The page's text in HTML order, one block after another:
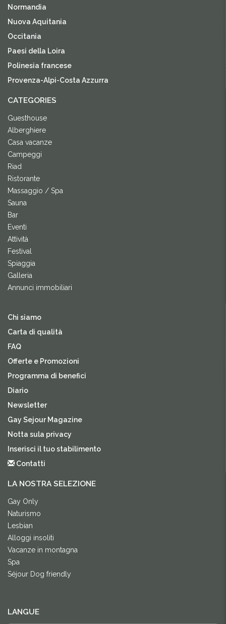
Normandia
Nuova Aquitania
Occitania
Paesi della Loira
Polinesia francese
Provenza-Alpi-Costa Azzurra
CATEGORIES
Guesthouse
Alberghiere
Casa vacanze
Campeggi
Riad
Ristorante
Massaggio / Spa
Sauna
Bar
Eventi
Attività
Festival
Spiaggia
Galleria
Annunci immobiliari
Chi siamo
Carta di qualità
FAQ
Offerte e Promozioni
Programma di benefici
Diario
Newsletter
Gay Sejour Magazine
Notta sula privacy
Inserisci il tuo stabilimento
Contatti
LA NOSTRA SELEZIONE
Gay Only
Naturismo
Lesbian
Alloggi insoliti
Vacanze in montagna
Spa
Séjour Dog friendly
LANGUE